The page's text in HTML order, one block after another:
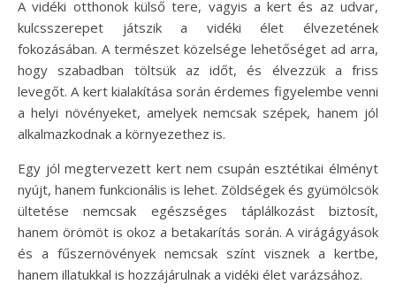
A vidéki otthonok külső tere, vagyis a kert és az udvar,
kulcsszerepet játszik a vidéki élet élvezetének
fokozásában. A természet közelsége lehetőséget ad arra,
hogy szabadban töltsük az időt, és élvezzük a friss
levegőt. A kert kialakítása során érdemes figyelembe venni
a helyi növényeket, amelyek nemcsak szépek, hanem jól
alkalmazkodnak a környezethez is.
Egy jól megtervezett kert nem csupán esztétikai élményt
nyújt, hanem funkcionális is lehet. Zöldségek és gyümölcsök
ültetése nemcsak egészséges táplálkozást biztosít,
hanem örömöt is okoz a betakarítás során. A virágágyások
és a fűszernövények nemcsak színt visznek a kertbe,
hanem illatukkal is hozzájárulnak a vidéki élet varázsához.